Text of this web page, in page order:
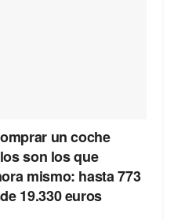
un coche
son los que
mismo: hasta 773
19.330 euros